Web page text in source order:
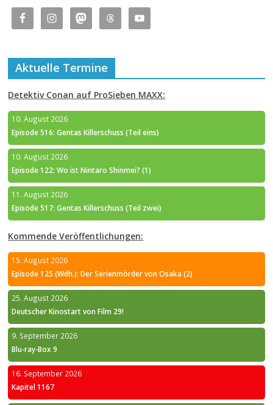
Aktuelle Termine
Detektiv Conan auf ProSieben MAXX:
10. August 2026
Episode 516: Gentas Killerschuss (Teil eins)
10. August 2026
Episode 122: Wo ist Nintaro Shinmei? (1)
11. August 2026
Episode 517: Gentas Killerschuss (Teil zwei)
Kommende Veröffentlichungen:
15. August 2026
Episode 125 (Wdh.): Der Serienmörder von Osaka (2)
25. August 2026
Deutscher Kinostart von Film 29!
9. September 2026
Blu-ray-Box 9
16. September 2026
Kapitel 1167